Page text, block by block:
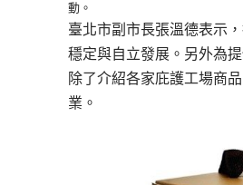
動。
臺北市副市長張溫德表示
穩定與自立發展。另外為
除了介紹各家庇護工場商
業。